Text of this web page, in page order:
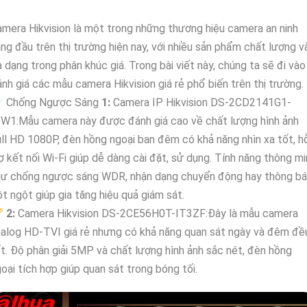
Hikvision là một trong những thương hiệu camera an ninh
đầu trên thị trường hiện nay, với nhiều sản phẩm chất lượng
dạng trong phân khúc giá. Trong bài viết này, chúng ta sẽ đi vào
giá các mẫu camera Hikvision giá rẻ phổ biến trên thị trường.
Ngược Sáng 1: Camera IP Hikvision DS-2CD2141G1-
camera này được đánh giá cao về chất lượng hình ảnh
HD 1080P, đèn hồng ngoại ban đêm có khả năng nhìn xa tốt,
kết nối Wi-Fi giúp dễ dàng cài đặt, sử dụng. Tính năng thông
chống ngược sáng WDR, nhận dạng chuyển động hay thông
ngột giúp gia tăng hiệu quả giám sát.
2: Camera Hikvision DS-2CE56H0T-IT3ZF:Đây là mẫu camera
HD-TVI giá rẻ nhưng có khả năng quan sát ngày và đêm
Độ phân giải 5MP và chất lượng hình ảnh sắc nét, đèn hồng
tích hợp giúp quan sát trong bóng tối.